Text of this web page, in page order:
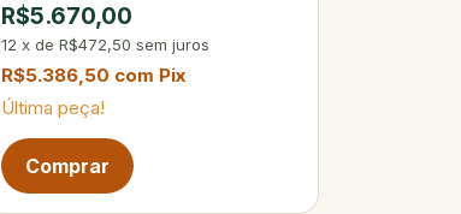
R$5.670,00
12 x de R$472,50 sem juros
R$5.386,50 com Pix
Última peça!